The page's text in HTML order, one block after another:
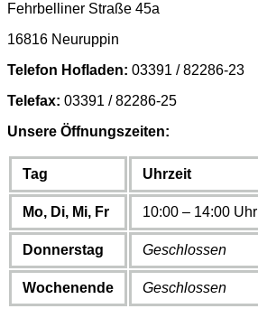
Fehrbelliner Straße 45a
16816 Neuruppin
Telefon Hofladen: 03391 / 82286-23
Telefax: 03391 / 82286-25
Unsere Öffnungszeiten:
Tag Uhrzeit
Mo, Di, Mi, Fr 10:00 – 14:00 Uhr
Donnerstag Geschlossen
Wochenende Geschlossen